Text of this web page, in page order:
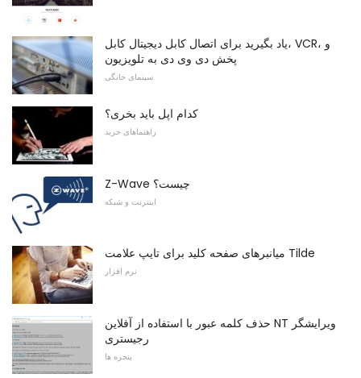
یاد بگیرید برای اتصال کابل دیجیتال کابل، VCR، و
پخش دی وی دی به تلویزیون
سینمای خانگی
کدام اپل باید بخری؟
راهنماهای خرید
Z-Wave چیست؟
اینترنت و شبکه
میانبرهای صفحه کلید برای تایپ علامت Tilde
نرم افزار
حذف کلمه عبور با استفاده از آفلاین NT ویرایشگر
رجیستری
پنجره ها